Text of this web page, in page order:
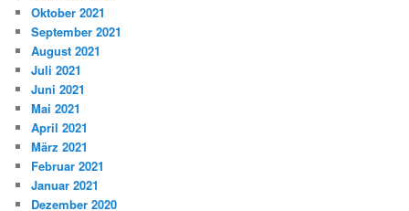
Oktober 2021
September 2021
August 2021
Juli 2021
Juni 2021
Mai 2021
April 2021
März 2021
Februar 2021
Januar 2021
Dezember 2020